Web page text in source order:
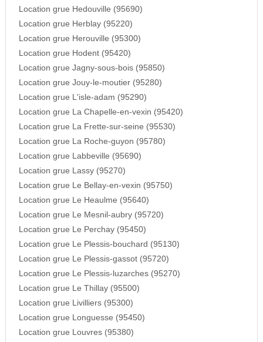
Location grue Hedouville (95690)
Location grue Herblay (95220)
Location grue Herouville (95300)
Location grue Hodent (95420)
Location grue Jagny-sous-bois (95850)
Location grue Jouy-le-moutier (95280)
Location grue L'isle-adam (95290)
Location grue La Chapelle-en-vexin (95420)
Location grue La Frette-sur-seine (95530)
Location grue La Roche-guyon (95780)
Location grue Labbeville (95690)
Location grue Lassy (95270)
Location grue Le Bellay-en-vexin (95750)
Location grue Le Heaulme (95640)
Location grue Le Mesnil-aubry (95720)
Location grue Le Perchay (95450)
Location grue Le Plessis-bouchard (95130)
Location grue Le Plessis-gassot (95720)
Location grue Le Plessis-luzarches (95270)
Location grue Le Thillay (95500)
Location grue Livilliers (95300)
Location grue Longuesse (95450)
Location grue Louvres (95380)